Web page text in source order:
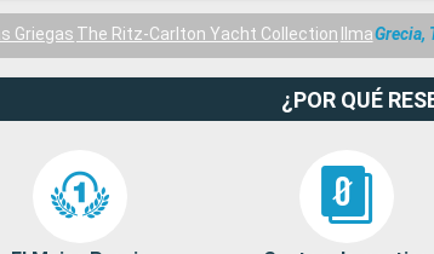
Griegas The Ritz-Carlton Yacht Collection IlmaGrecia,
¿POR QUÉ